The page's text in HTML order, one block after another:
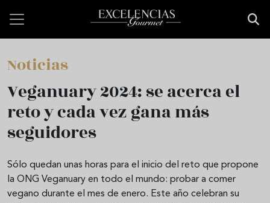
Noticias
Veganuary 2024: se acerca el
reto y cada vez gana más
seguidores
Sólo quedan unas horas para el inicio del reto que propone
la ONG Veganuary en todo el mundo: probar a comer
vegano durante el mes de enero. Este año celebran su